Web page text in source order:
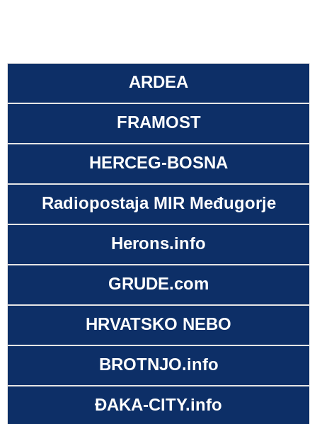
ARDEA
FRAMOST
HERCEG-BOSNA
Radiopostaja MIR Međugorje
Herons.info
GRUDE.com
HRVATSKO NEBO
BROTNJO.info
ĐAKA-CITY.info